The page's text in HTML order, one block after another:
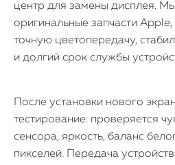
центр для замены дисплея.
оригинальные запчасти Apple,
точную цветопередачу,
и долгий срок службы
После установки нового
тестирование: проверяется
сенсора, яркость, баланс
пикселей. Передача